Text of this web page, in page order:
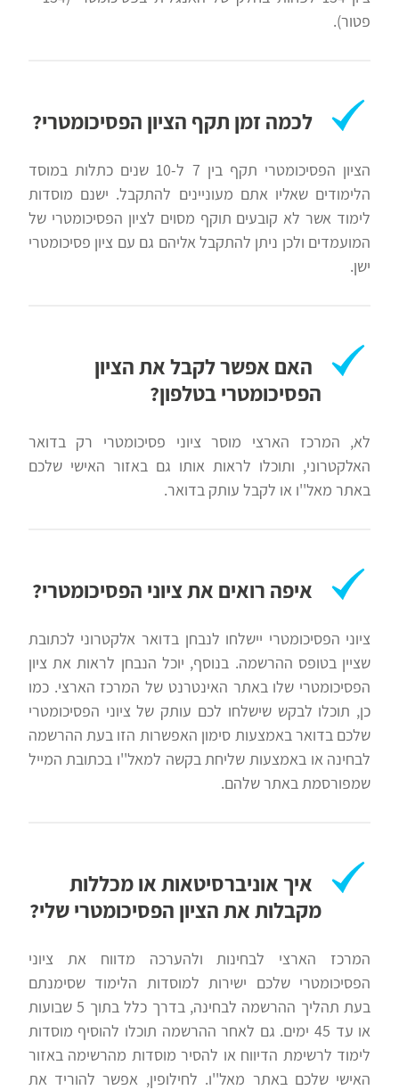
פטור).
לכמה זמן תקף הציון הפסיכומטרי?
הציון הפסיכומטרי תקף בין 7 ל-10 שנים כתלות במוסד
הלימודים שאליו אתם מעוניינים להתקבל. ישנם מוסדות
לימוד אשר לא קובעים תוקף מסוים לציון הפסיכומטרי של
המועמדים ולכן ניתן להתקבל אליהם גם עם ציון פסיכומטרי
ישן.
האם אפשר לקבל את הציון
הפסיכומטרי בטלפון?
לא, המרכז הארצי מוסר ציוני פסיכומטרי רק בדואר
האלקטרוני, ותוכלו לראות אותו גם באזור האישי שלכם
באתר מאל''ו או לקבל עותק בדואר.
איפה רואים את ציוני הפסיכומטרי?
ציוני הפסיכומטרי יישלחו לנבחן בדואר אלקטרוני לכתובת
שציין בטופס ההרשמה. בנוסף, יוכל הנבחן לראות את ציון
הפסיכומטרי שלו באתר האינטרנט של המרכז הארצי. כמו
כן, תוכלו לבקש שישלחו לכם עותק של ציוני הפסיכומטרי
שלכם בדואר באמצעות סימון האפשרות הזו בעת ההרשמה
לבחינה או באמצעות שליחת בקשה למאל''ו בכתובת המייל
שמפורסמת באתר שלהם.
איך אוניברסיטאות או מכללות
מקבלות את הציון הפסיכומטרי שלי?
המרכז הארצי לבחינות ולהערכה מדווח את ציוני
הפסיכומטרי שלכם ישירות למוסדות הלימוד שסימנתם
בעת תהליך ההרשמה לבחינה, בדרך כלל בתוך 5 שבועות
או עד 45 ימים. גם לאחר ההרשמה תוכלו להוסיף מוסדות
לימוד לרשימת הדיווח או להסיר מוסדות מהרשימה באזור
האישי שלכם באתר מאל''ו. לחילופין, אפשר להוריד את